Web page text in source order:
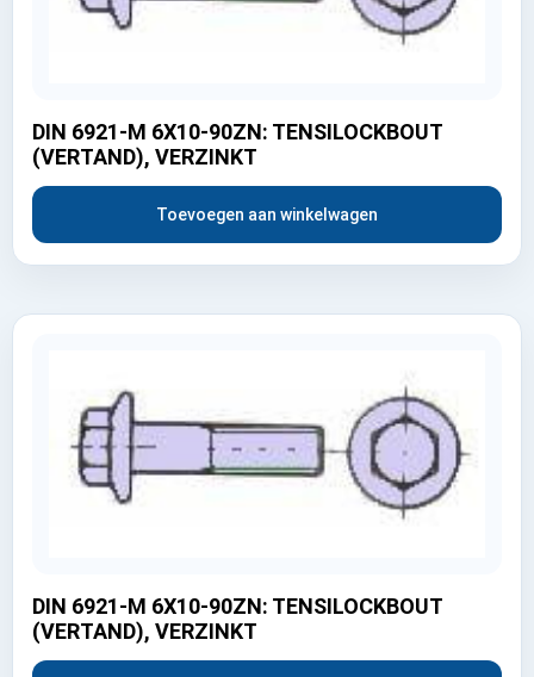
DIN 6921-M 6X10-90ZN: TENSILOCKBOUT
(VERTAND), VERZINKT
Toevoegen aan winkelwagen
DIN 6921-M 6X10-90ZN: TENSILOCKBOUT
(VERTAND), VERZINKT